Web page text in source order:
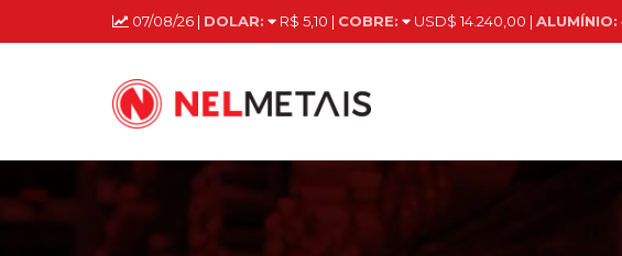
07/08/26 | DOLAR: R$ 5,10 | COBRE: USD$ 14.240,00 | ALUMÍNIO: